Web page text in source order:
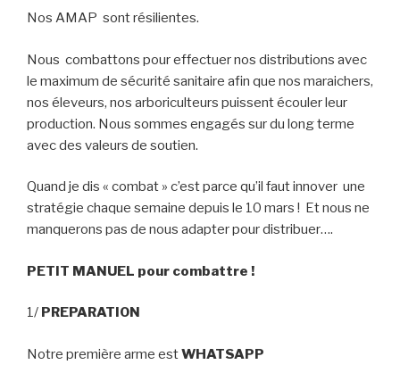
Nos AMAP sont résilientes.
Nous combattons pour effectuer nos distributions avec
le maximum de sécurité sanitaire afin que nos maraichers,
nos éleveurs, nos arboriculteurs puissent écouler leur
production. Nous sommes engagés sur du long terme
avec des valeurs de soutien.
Quand je dis « combat » c’est parce qu’il faut innover une
stratégie chaque semaine depuis le 10 mars ! Et nous ne
manquerons pas de nous adapter pour distribuer….
PETIT MANUEL pour combattre !
1/ PREPARATION
Notre première arme estWHATSAPP